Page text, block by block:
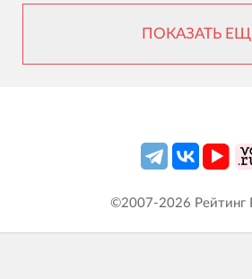
ПОКАЗАТЬ
©2007-2026 Рейтинг